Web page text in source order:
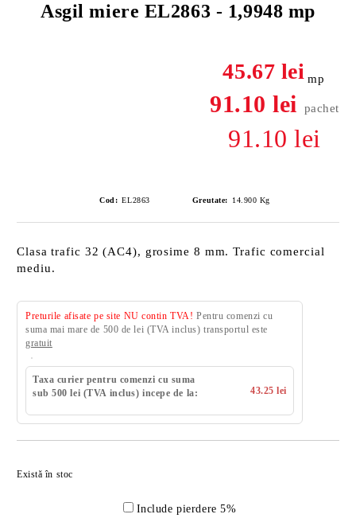
Asgil miere EL2863 - 1,9948 mp
45.67 lei mp
91.10 lei pachet
91.10 lei
Cod: EL2863 Greutate: 14.900 Kg
Clasa trafic 32 (AC4), grosime 8 mm. Trafic comercial
mediu.
Preturile afisate pe site NU contin TVA! Pentru comenzi cu
suma mai mare de 500 de lei (TVA inclus) transportul este
gratuit
Taxa curier pentru comenzi cu suma
sub 500 lei (TVA inclus) incepe de la:
43.25 lei
Există în stoc
Include pierdere 5%